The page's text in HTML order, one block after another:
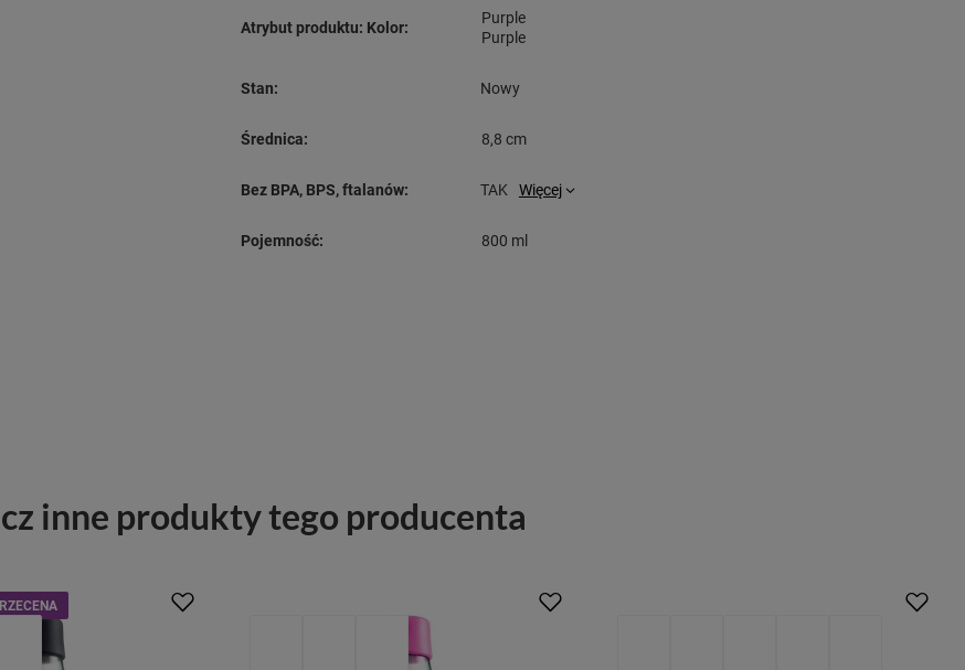
Atrybut produktu: Kolor:
Purple
Purple
Stan: Nowy
Średnica: 8,8 cm
Bez BPA, BPS, ftalanów: TAK Więcej
Pojemność: 800 ml
inne produkty tego producenta